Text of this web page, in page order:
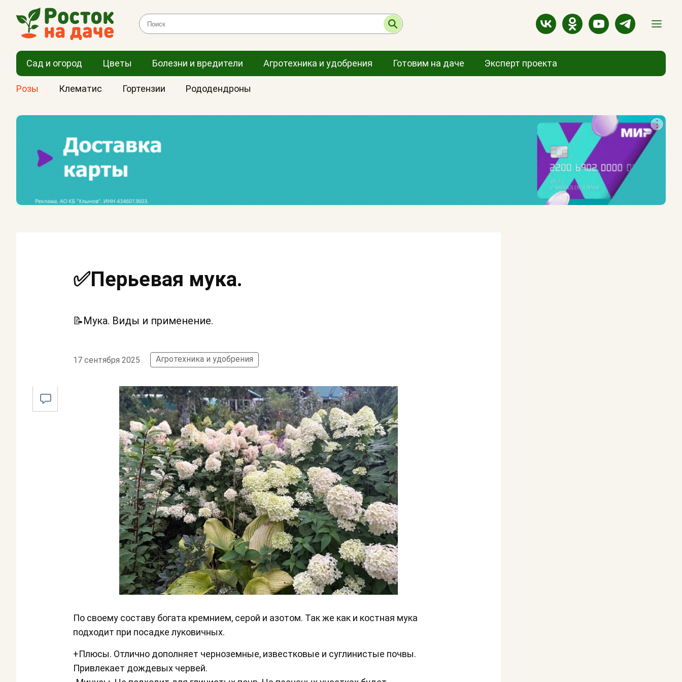
Сад и огород Цветы Болезни и вредители Агротехника и удобрения Готовим на даче Эксперт проекта
Розы Клематис Гортензии Рододендроны
✅Перьевая мука.
📝Мука. Виды и применение.
17 сентября 2025 Агротехника и удобрения
По своему составу богата кремнием, серой и азотом. Так же как и костная мука
подходит при посадке луковичных.
+Плюсы. Отлично дополняет черноземные, известковые и суглинистые почвы.
Привлекает дождевых червей.